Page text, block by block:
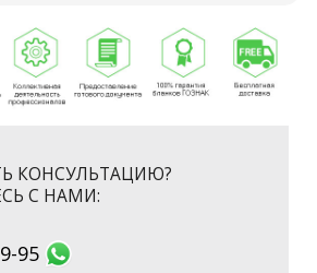
КОНСУЛЬТАЦИЮ?
С НАМИ:
95